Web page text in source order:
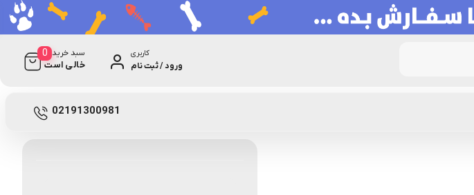
کاربری
ورود / ثبت نام
سبد خرید
خالی است
0
02191300981
نامعلوم 0 دیدگاه